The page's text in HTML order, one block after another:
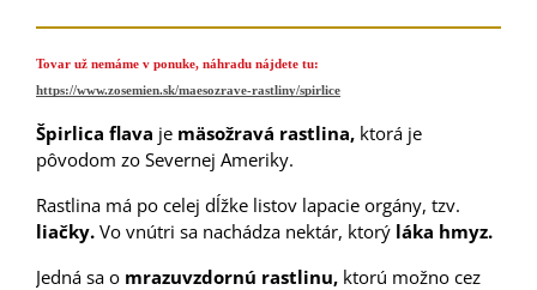
Tovar už nemáme v ponuke, náhradu nájdete tu:
https://www.zosemien.sk/maesozrave-rastliny/spirlice
Špirlica flava je mäsožravá rastlina, ktorá je
pôvodom zo Severnej Ameriky.
Rastlina má po celej dĺžke listov lapacie orgány, tzv.
liačky. Vo vnútri sa nachádza nektár, ktorý láka hmyz.
Jedná sa o mrazuvzdornú rastlinu, ktorú možno cez